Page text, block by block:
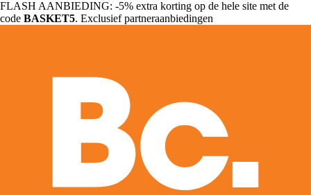
FLASH AANBIEDING: -5% extra korting op de hele site met de
code BASKET5. Exclusief partneraanbiedingen